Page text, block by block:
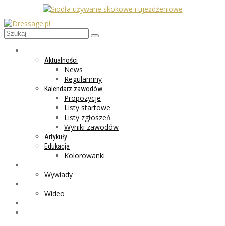
Aktualności
News
Regulaminy
Kalendarz zawodów
Propozycje
Listy startowe
Listy zgłoszeń
Wyniki zawodów
Artykuły
Edukacja
Kolorowanki
Wywiady
Wideo